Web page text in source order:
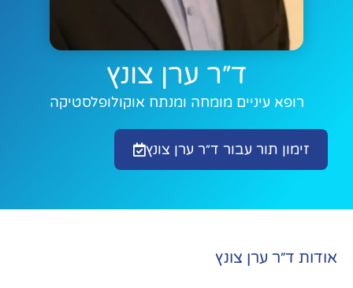
ד״ר ערן צונץ
רופא עיניים מומחה ומנתח אוקולופלסטיקה
זימון תור עבור ד״ר ערן צונץ
אודות ד״ר ערן צונץ